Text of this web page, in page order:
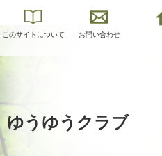
このサイトについて お問い合わせ
ゆうゆうクラブ